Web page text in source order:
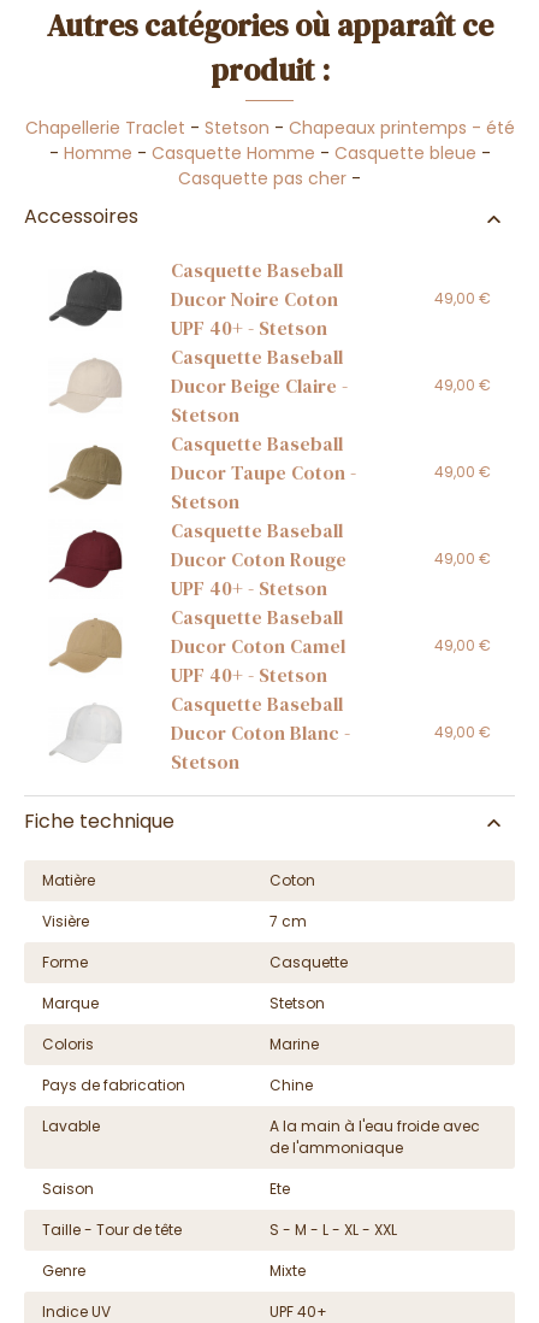
Autres catégories où apparaît ce
produit :
Chapellerie Traclet - Stetson - Chapeaux printemps - été
- Homme - Casquette Homme - Casquette bleue -
Casquette pas cher -
Accessoires
Casquette Baseball
Ducor Noire Coton
UPF 40+ - Stetson
49,00 €
Casquette Baseball
Ducor Beige Claire -
Stetson
49,00 €
Casquette Baseball
Ducor Taupe Coton -
Stetson
49,00 €
Casquette Baseball
Ducor Coton Rouge
UPF 40+ - Stetson
49,00 €
Casquette Baseball
Ducor Coton Camel
UPF 40+ - Stetson
49,00 €
Casquette Baseball
Ducor Coton Blanc -
Stetson
49,00 €
Fiche technique
Matière
Coton
Visière
7 cm
Forme
Casquette
Marque
Stetson
Coloris
Marine
Pays de fabrication
Chine
Lavable
A la main à l'eau froide avec
de l'ammoniaque
Saison
Ete
Taille - Tour de tête
S - M - L - XL - XXL
Genre
Mixte
Indice UV
UPF 40+